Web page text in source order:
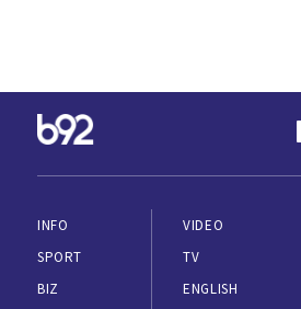
INFO
SPORT
BIZ
VIDEO
TV
ENGLISH